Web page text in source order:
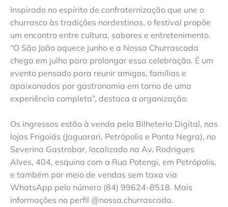
Inspirado no espírito de confraternização que une o
churrasco às tradições nordestinas, o festival propõe
um encontro entre cultura, sabores e entretenimento.
“O São João aquece junho e a Nossa Churrascada
chega em julho para prolongar essa celebração. É um
evento pensado para reunir amigos, famílias e
apaixonados por gastronomia em torno de uma
experiência completa”, destaca a organização.
Os ingressos estão à venda pela Bilheteria Digital, nas
lojas Frigoiás (Jaguarari, Petrópolis e Ponta Negra), no
Severina Gastrobar, localizado na Av. Rodrigues
Alves, 404, esquina com a Rua Potengi, em Petrópolis,
e também por meio de vendas sem taxa via
WhatsApp pelo número (84) 99624-8518. Mais
informações no perfil @nossa.churrascada.